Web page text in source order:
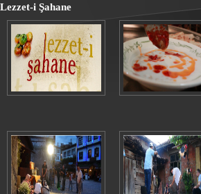
Lezzet-i Şahane